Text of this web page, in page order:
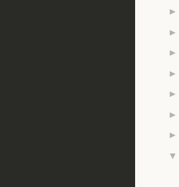
►
►
►
►
►
►
►
▼